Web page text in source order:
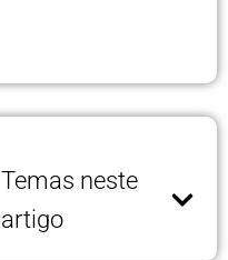
Temas neste
artigo